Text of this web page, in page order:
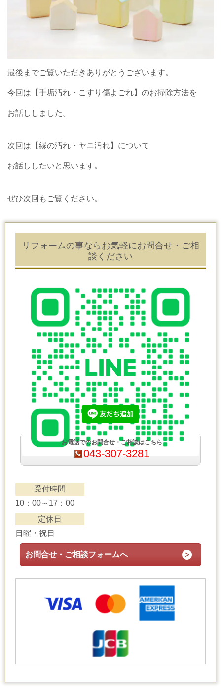
最後までご覧いただきありがとうございます。
今回は【手垢汚れ・こすり傷よごれ】のお掃除方法を
お話ししました。
次回は【縁の汚れ・ヤニ汚れ】について
お話ししたいと思います。
ぜひ次回もご覧ください。
リフォームの事ならお気軽にお問合せ・ご相
談ください
お電話でのお問合せ・ご相談はこちら
043-307-3281
受付時間
10：00～17：00
定休日
日曜・祝日
お問合せ・ご相談フォームへ